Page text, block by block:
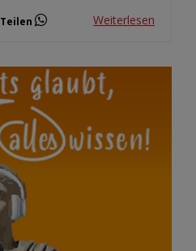
Teilen Weiterlesen